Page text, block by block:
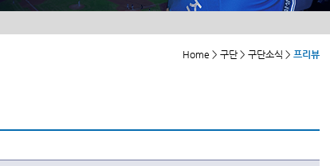
Home > 구단 > 구단소식 > 프리뷰